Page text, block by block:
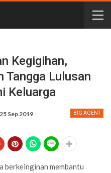
Kegigihan,
Tangga Lulusan
Keluarga
BIG AGENT
25 Sep 2019
berkeinginan membantu